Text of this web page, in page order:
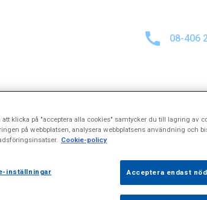
08-406
för
att klicka på "acceptera alla cookies" samtycker du till lagring av
på webbplatsen, analysera webbplatsens användning och
Cookie-policy
inställningar Acceptera endast